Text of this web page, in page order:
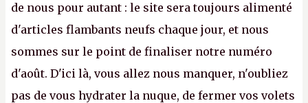
de nous pour autant : le site sera toujours alimenté
d'articles flambants neufs chaque jour, et nous
sommes sur le point de finaliser notre numéro
d'août. D'ici là, vous allez nous manquer, n'oubliez
pas de vous hydrater la nuque, de fermer vos volets